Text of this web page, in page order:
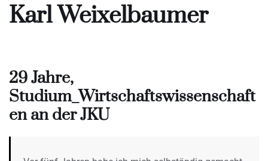
Karl Weixelbaumer
29 Jahre,
Studium_Wirtschaftswissenschaft
en an der JKU